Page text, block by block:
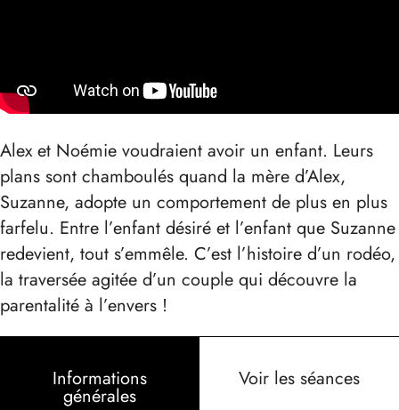
Alex et Noémie voudraient avoir un enfant. Leurs
plans sont chamboulés quand la mère d’Alex,
Suzanne, adopte un comportement de plus en plus
farfelu. Entre l’enfant désiré et l’enfant que Suzanne
redevient, tout s’emmêle. C’est l’histoire d’un rodéo,
la traversée agitée d’un couple qui découvre la
parentalité à l’envers !
Informations
générales
Voir les séances